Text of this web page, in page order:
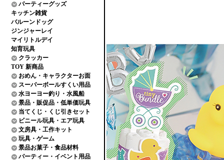
パーティーグッズ
キッチン雑貨
バルーンドッグ
ジンジャーレイ
マイリトルデイ
知育玩具
クラッカー
TOY 新商品
おめん・キャラクターお面
スーパーボールすくい用品
水ヨーヨー釣り・水風船
景品・販促品・低単価玩具
当てくじ・くじ引きセット
ビニール玩具・エア玩具
文房具・工作キット
玩具・ゲーム
景品お菓子・食品材料
パーティー・イベント用品